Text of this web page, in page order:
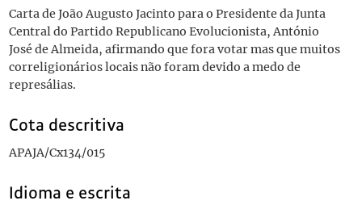
Carta de João Augusto Jacinto para o Presidente da Junta
Central do Partido Republicano Evolucionista, António
José de Almeida, afirmando que fora votar mas que muitos
correligionários locais não foram devido a medo de
represálias.
Cota descritiva
APAJA/Cx134/015
Idioma e escrita